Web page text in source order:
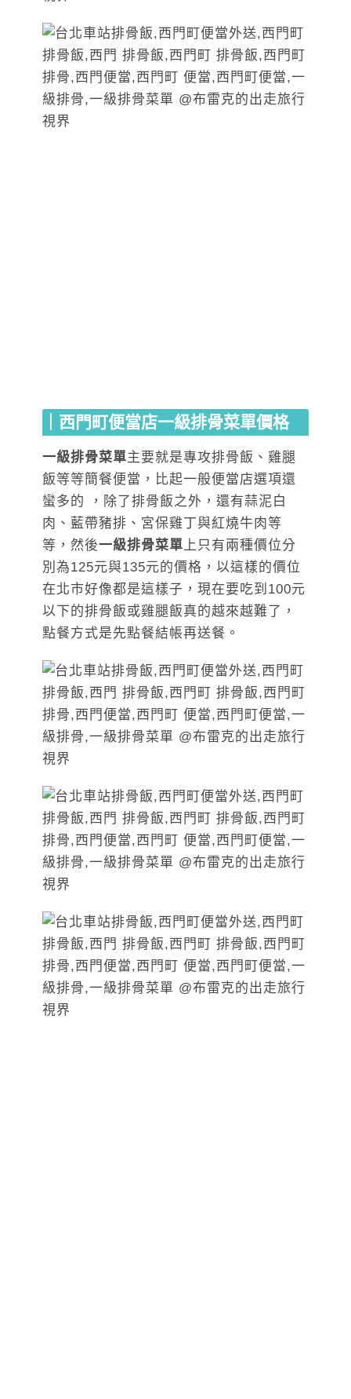
｜西門町便當店一級排骨菜單價格
一級排骨菜單主要就是專攻排骨飯、雞腿
飯等等簡餐便當，比起一般便當店選項還
蠻多的 ，除了排骨飯之外，還有蒜泥白
肉、藍帶豬排、宮保雞丁與紅燒牛肉等
等，然後一級排骨菜單上只有兩種價位分
別為125元與135元的價格，以這樣的價位
在北市好像都是這樣子，現在要吃到100元
以下的排骨飯或雞腿飯真的越來越難了，
點餐方式是先點餐結帳再送餐。